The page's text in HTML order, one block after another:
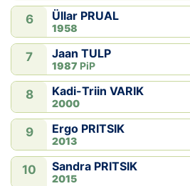
6 Üllar PRUAL
1958
7 Jaan TULP
1987 PiP
8 Kadi-Triin VARIK
2000
9 Ergo PRITSIK
2013
10 Sandra PRITSIK
2015